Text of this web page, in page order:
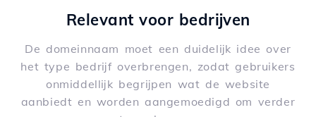
Relevant voor bedrijven
De domeinnaam moet een duidelijk idee over
het type bedrijf overbrengen, zodat gebruikers
onmiddellijk begrijpen wat de website
aanbiedt en worden aangemoedigd om verder